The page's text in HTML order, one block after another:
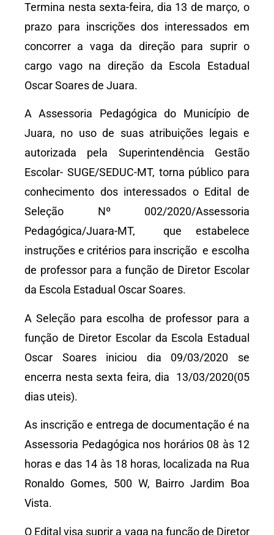
Termina nesta sexta-feira, dia 13 de março, o
prazo para inscrições dos interessados em
concorrer a vaga da direção para suprir o
cargo vago na direção da Escola Estadual
Oscar Soares de Juara.
A Assessoria Pedagógica do Município de
Juara, no uso de suas atribuições legais e
autorizada pela Superintendência Gestão
Escolar- SUGE/SEDUC-MT, torna público para
conhecimento dos interessados o Edital de
Seleção Nº 002/2020/Assessoria
Pedagógica/Juara-MT, que estabelece
instruções e critérios para inscrição e escolha
de professor para a função de Diretor Escolar
da Escola Estadual Oscar Soares.
A Seleção para escolha de professor para a
função de Diretor Escolar da Escola Estadual
Oscar Soares iniciou dia 09/03/2020 se
encerra nesta sexta feira, dia 13/03/2020(05
dias uteis).
As inscrição e entrega de documentação é na
Assessoria Pedagógica nos horários 08 às 12
horas e das 14 às 18 horas, localizada na Rua
Ronaldo Gomes, 500 W, Bairro Jardim Boa
Vista.
O Edital visa suprir a vaga na função de Diretor